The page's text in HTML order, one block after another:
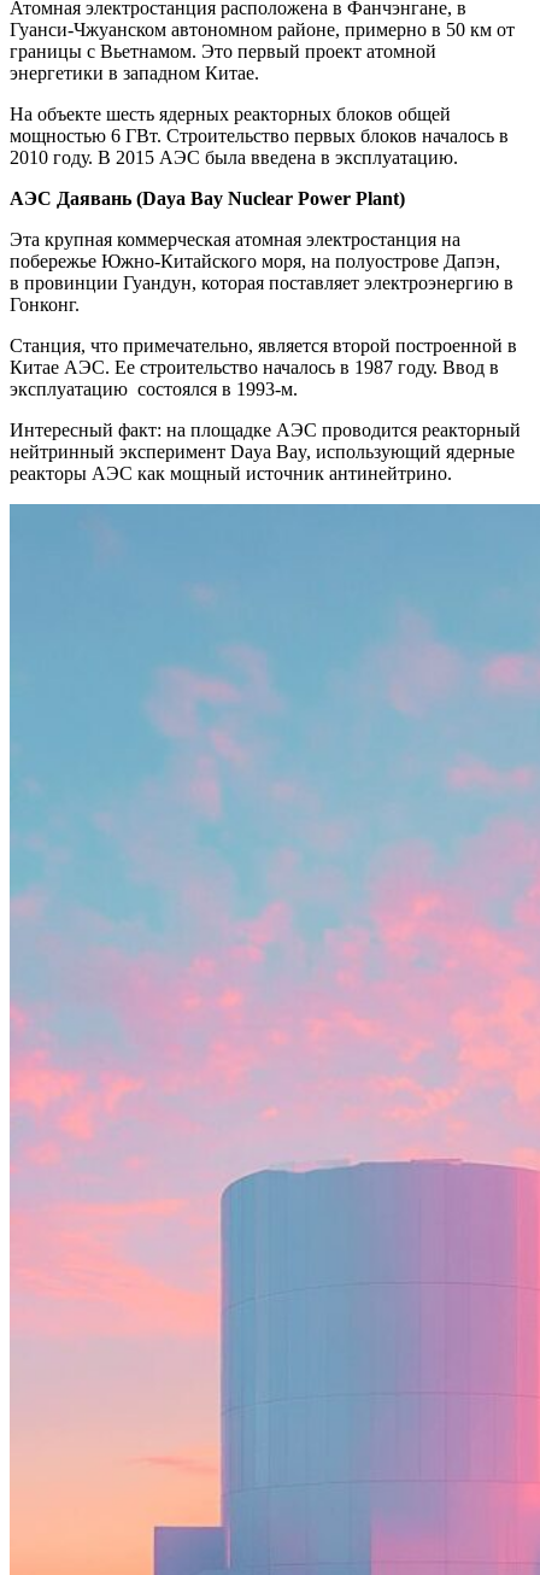
Атомная электростанция расположена в Фанчэнгане, в
Гуанси-Чжуанском автономном районе, примерно в 50 км от
границы с Вьетнамом. Это первый проект атомной
энергетики в западном Китае.
На объекте шесть ядерных реакторных блоков общей
мощностью 6 ГВт. Строительство первых блоков началось в
2010 году. В 2015 АЭС была введена в эксплуатацию.
АЭС Даявань (Daya Bay Nuclear Power Plant)
Эта крупная коммерческая атомная электростанция на
побережье Южно-Китайского моря, на полуострове Дапэн,
в провинции Гуандун, которая поставляет электроэнергию в
Гонконг.
Станция, что примечательно, является второй построенной в
Китае АЭС. Ее строительство началось в 1987 году. Ввод в
эксплуатацию состоялся в 1993-м.
Интересный факт: на площадке АЭС проводится реакторный
нейтринный эксперимент Daya Bay, использующий ядерные
реакторы АЭС как мощный источник антинейтрино.